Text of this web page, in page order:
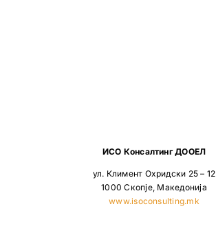
ИСО Консалтинг ДООЕЛ
ул. Климент Охридски 25 – 12
1000 Скопје, Македонија
www.isoconsulting.mk